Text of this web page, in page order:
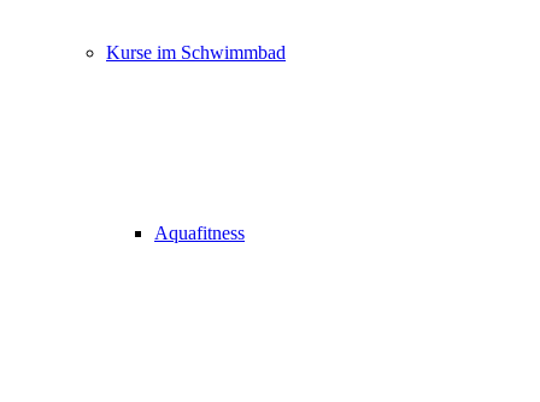
Kurse im Schwimmbad
Aquafitness